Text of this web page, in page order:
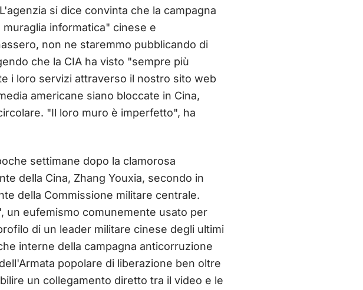
si dice convinta che la campagna
informatica" cinese e
non ne staremmo pubblicando di
che la CIA ha visto "sempre più
i loro servizi attraverso il nostro sito web
americane siano bloccate in Cina,
"Il loro muro è imperfetto", ha
settimane dopo la clamorosa
della Cina, Zhang Youxia, secondo in
della Commissione militare centrale.
un eufemismo comunemente usato per
di un leader militare cinese degli ultimi
interne della campagna anticorruzione
popolare di liberazione ben oltre
un collegamento diretto tra il video e le